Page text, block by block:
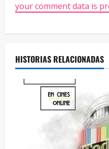
your comment data is
HISTORIAS RELACIONADAS